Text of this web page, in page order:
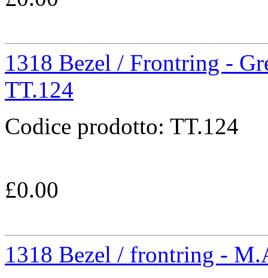
1318 Bezel / Frontring -
TT.124
Codice prodotto: TT.124
£0.00
1318 Bezel / frontring -